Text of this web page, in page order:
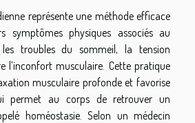
représente une méthode efficace
symptômes physiques associés au
troubles du sommeil, la tension
l’inconfort musculaire. Cette pratique
musculaire profonde et favorise
permet au corps de retrouver un
homéostasie. Selon un médecin